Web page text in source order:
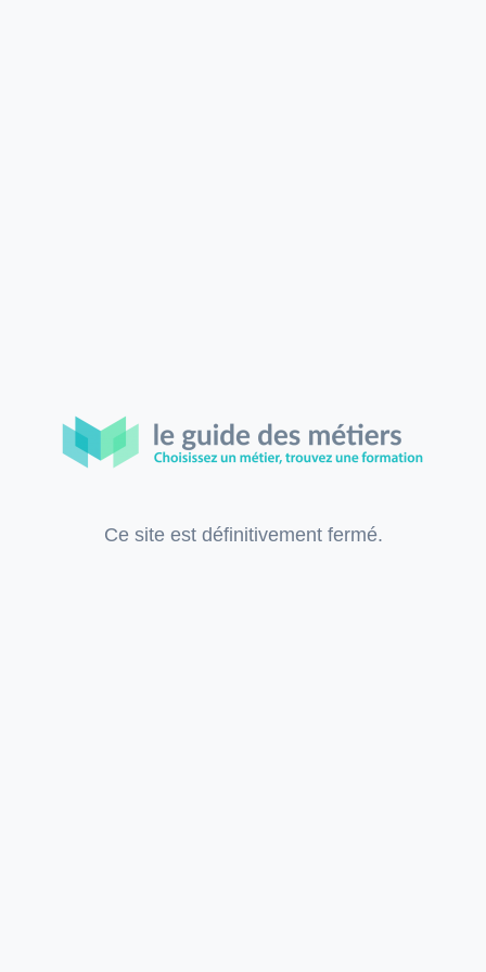
Ce site est définitivement fermé.